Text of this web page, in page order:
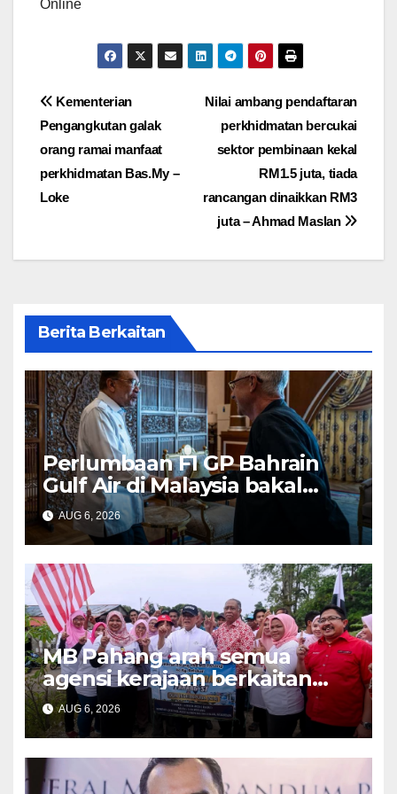
Online
Post
navigation
Nilai ambang pendaftaran
perkhidmatan bercukai
sektor pembinaan kekal
RM1.5 juta, tiada
rancangan dinaikkan RM3
juta – Ahmad Maslan
Kementerian
Pengangkutan galak
orang ramai manfaat
perkhidmatan Bas.My –
Loke
Berita Berkaitan
Perlumbaan F1 GP Bahrain
Gulf Air di Malaysia bakal
bawa limpahan ekonomi
besar – PM
AUG 6, 2026
MB Pahang arah semua
agensi kerajaan berkaitan
bincang segera tindakan
tangani pokok berbahaya
AUG 6, 2026